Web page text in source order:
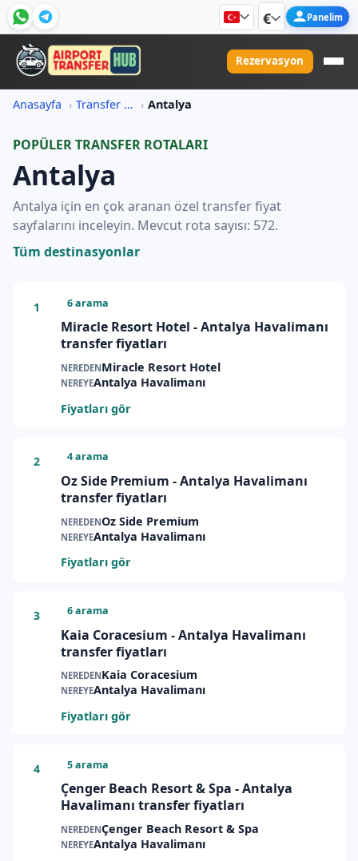
€ Panelim
Rezervasyon
Anasayfa Transfer Fiyat Bilgileri Antalya
POPÜLER TRANSFER ROTALARI
Antalya
Antalya için en çok aranan özel transfer fiyat
sayfalarını inceleyin. Mevcut rota sayısı: 572.
Tüm destinasyonlar
1 6 arama
Miracle Resort Hotel - Antalya Havalimanı
transfer fiyatları
NEREDENMiracle Resort Hotel
NEREYEAntalya Havalimanı
Fiyatları gör
2 4 arama
Oz Side Premium - Antalya Havalimanı
transfer fiyatları
NEREDENOz Side Premium
NEREYEAntalya Havalimanı
Fiyatları gör
3 6 arama
Kaia Coracesium - Antalya Havalimanı
transfer fiyatları
NEREDENKaia Coracesium
NEREYEAntalya Havalimanı
Fiyatları gör
4 5 arama
Çenger Beach Resort & Spa - Antalya
Havalimanı transfer fiyatları
NEREDENÇenger Beach Resort & Spa
NEREYEAntalya Havalimanı